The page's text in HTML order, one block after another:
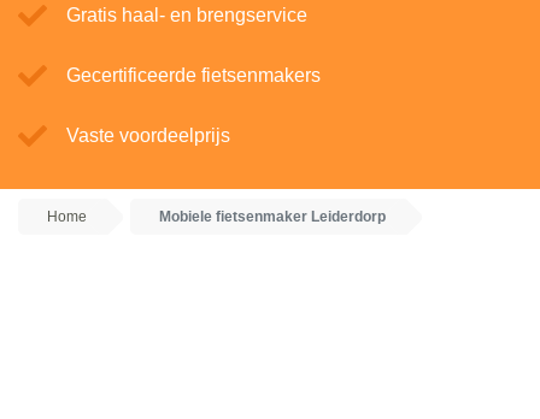
Gratis haal- en brengservice
Gecertificeerde fietsenmakers
Vaste voordeelprijs
Home Mobiele fietsenmaker Leiderdorp